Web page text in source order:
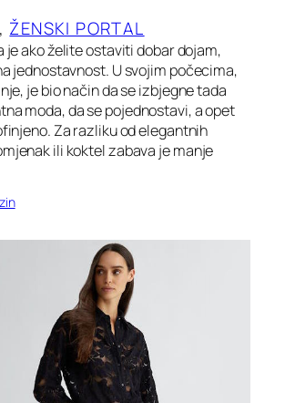
, ŽENSKI PORTAL
je ako želite ostaviti dobar dojam,
jednostavnost. U svojim počecima,
je bio način da se izbjegne tada
moda, da se pojednostavi, a opet
Za razliku od elegantnih
ili koktel zabava je manje